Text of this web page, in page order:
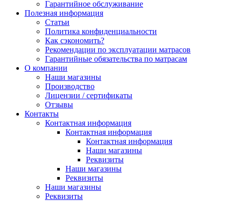
Гарантийное обслуживание
Полезная информация
Статьи
Политика конфиденциальности
Как сэкономить?
Рекомендации по эксплуатации матрасов
Гарантийные обязательства по матрасам
О компании
Наши магазины
Производство
Лицензии / сертификаты
Отзывы
Контакты
Контактная информация
Контактная информация
Контактная информация
Наши магазины
Реквизиты
Наши магазины
Реквизиты
Наши магазины
Реквизиты